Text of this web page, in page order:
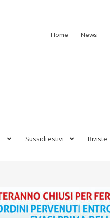
Home News
Sussidi estivi Riviste